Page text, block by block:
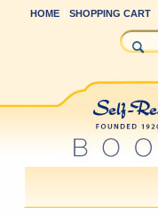
HOME SHOPPING CART